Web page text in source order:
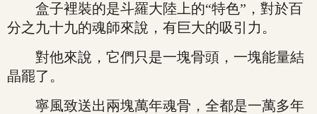
盒子裡裝的是斗羅大陸上的“特色”，對於百
分之九十九的魂師來說，有巨大的吸引力。
對他來說，它們只是一塊骨頭，一塊能量結
晶罷了。
寧風致送出兩塊萬年魂骨，全都是一萬多年